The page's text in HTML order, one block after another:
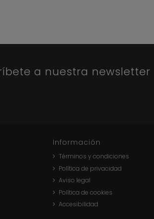
a nuestra newsletter
Información
Términos y condiciones
Política de privacidad
Aviso legal
Política de cookies
Accesibilidad